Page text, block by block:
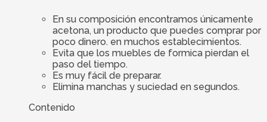
En su composición encontramos únicamente
acetona, un producto que puedes comprar por
poco dinero. en muchos establecimientos.
Evita que los muebles de formica pierdan el
paso del tiempo.
Es muy fácil de preparar.
Elimina manchas y suciedad en segundos.
Contenido